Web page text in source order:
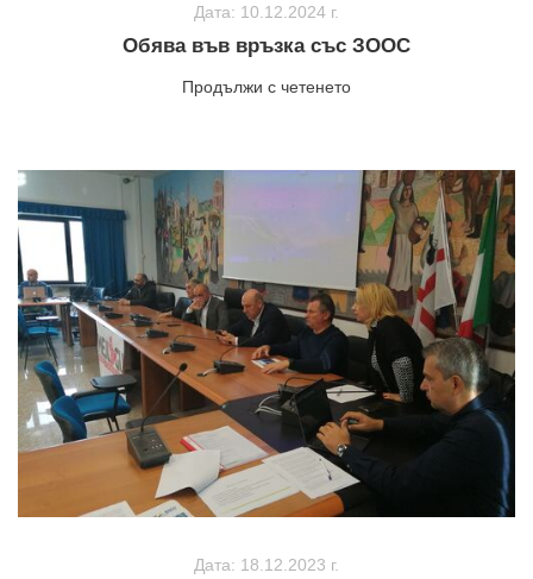
Дата: 10.12.2024 г.
Обява във връзка със ЗООС
Продължи с четенето
Дата: 18.12.2023 г.